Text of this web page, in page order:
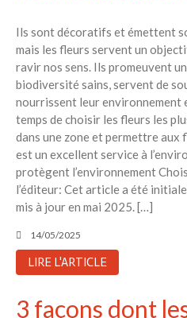
Ils sont décoratifs et émettent
mais les fleurs servent un
ravir nos sens. Ils promeuvent
biodiversité sains, servent de
nourrissent leur environnement
temps de choisir les fleurs les
dans une zone et permettre aux
est un excellent service à
protègent l’environnement
l’éditeur: Cet article a été
mis à jour en mai 2025. […]
14/05/2025
LIRE L'ARTICLE
3 façons dont